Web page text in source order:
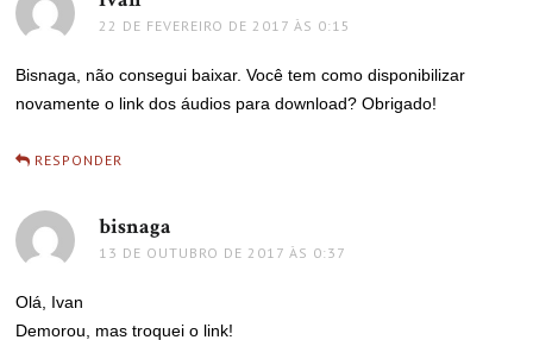
22 DE FEVEREIRO DE 2017 ÀS 0:15
Bisnaga, não consegui baixar. Você tem como disponibilizar
novamente o link dos áudios para download? Obrigado!
RESPONDER
bisnaga
13 DE OUTUBRO DE 2017 ÀS 0:37
Olá, Ivan
Demorou, mas troquei o link!